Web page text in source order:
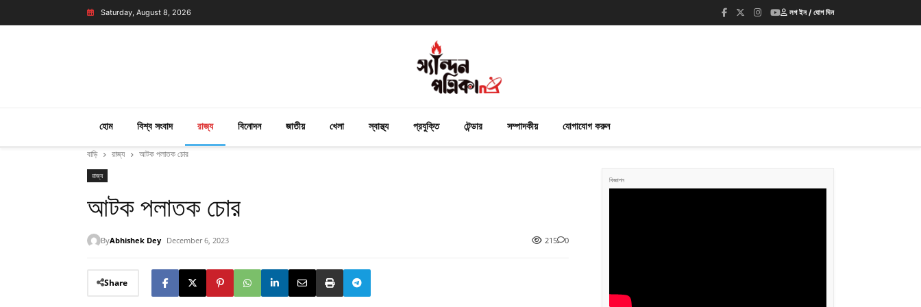
Saturday, August 8, 2026 লগ ইন / যোগ দিন
হোম বিশ্ব সংবাদ রাজ্য বিনোদন জাতীয় খেলা স্বাস্থ্য প্রযুক্তি টেন্ডার সম্পাদকীয় যোগাযোগ করুন
বাড়ি রাজ্য আটক পলাতক চোর
রাজ্য
আটক পলাতক চোর
ByAbhishek Dey December 6, 2023 215 0
Share
বিজ্ঞাপন